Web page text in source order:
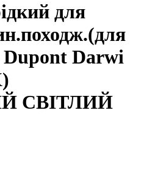
для
Darwi
СВІТЛИЙ